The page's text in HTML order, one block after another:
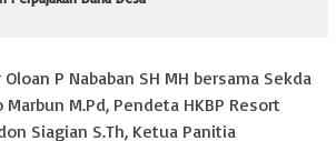
P Nababan SH MH bersama Sekda
M.Pd, Pendeta HKBP Resort
Siagian S.Th, Ketua Panitia